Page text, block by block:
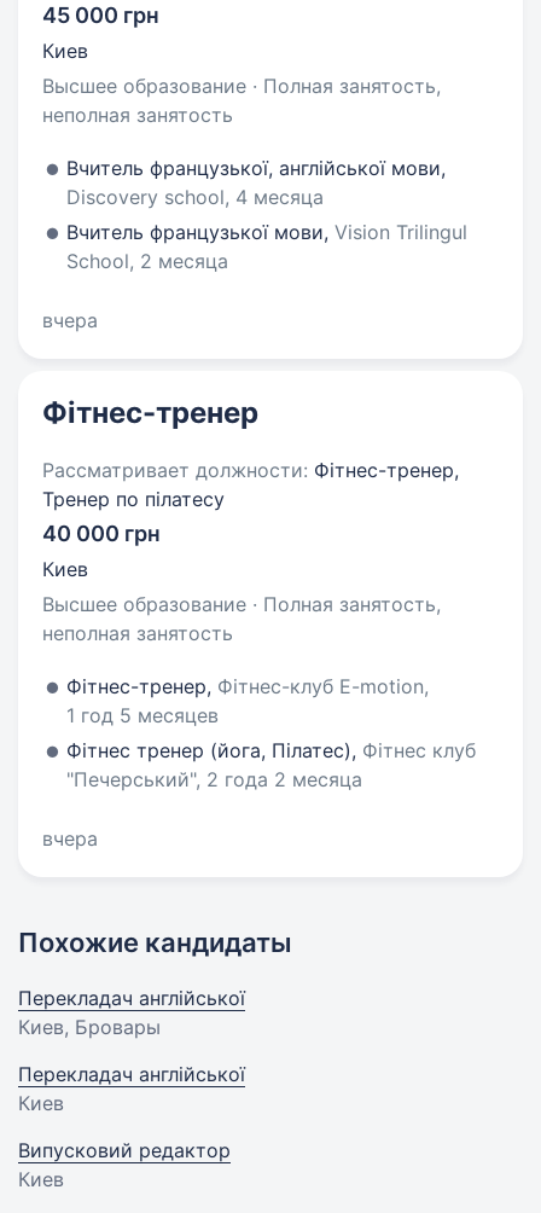
45 000 грн
Киев
Высшее образование · Полная занятость,
неполная занятость
Вчитель французької, англійської мови,
Discovery school, 4 месяца
Вчитель французької мови, Vision Trilingul
School, 2 месяца
вчера
Фітнес-тренер
Рассматривает должности: Фітнес-тренер,
Тренер по пілатесу
40 000 грн
Киев
Высшее образование · Полная занятость,
неполная занятость
Фітнес-тренер, Фітнес-клуб E-motion,
1 год 5 месяцев
Фітнес тренер (йога, Пілатес), Фітнес клуб
"Печерський", 2 года 2 месяца
вчера
Похожие кандидаты
Перекладач англійської
Киев, Бровары
Перекладач англійської
Киев
Випусковий редактор
Киев